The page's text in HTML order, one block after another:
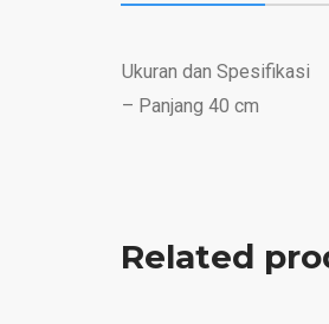
Ukuran dan Spesifikasi
– Panjang 40 cm
Related